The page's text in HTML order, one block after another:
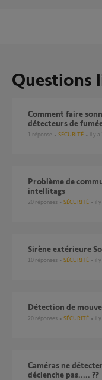
Questions
Comment faire sonner les caméras extérieures, et les
détecteurs de
1 réponse SÉCURITÉ il y
Problème de communication entre Somfy one plus et
intellitags
20 réponses SÉCURITÉ il
Sirène extérieure
10 réponses SÉCURITÉ il
détection de
20 réponses SÉCURITÉ il
Caméras ne détectent plus, sirène extérieure ne se
déclenche pas..... ??